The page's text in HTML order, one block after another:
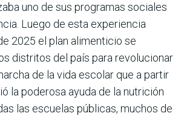
uno de sus programas sociales
Luego de esta experiencia
2025 el plan alimenticio se
distritos del país para revolucio­nar
de la vida escolar que a partir
la poderosa ayuda de la nutrición
las escuelas públicas, muchos de